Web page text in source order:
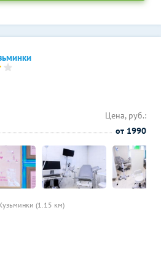
(1.15 км)
Цена, руб.:
от 1990